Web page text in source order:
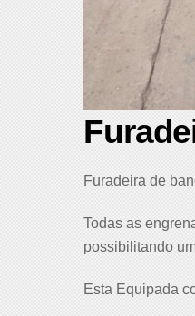
Furadeira de
Todas as
possibilitando
Esta Equipada